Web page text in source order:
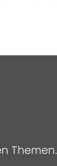
Themen.